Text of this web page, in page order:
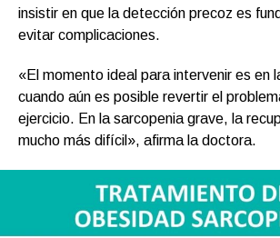
insistir en que la detección precoz es
evitar complicaciones.
«El momento ideal para intervenir es en
cuando aún es posible revertir el
ejercicio. En la sarcopenia grave, la
mucho más difícil», afirma la doctora.